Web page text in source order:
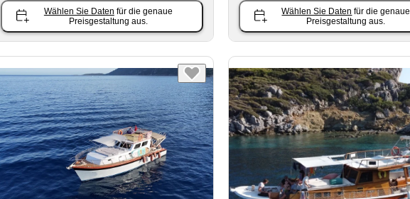
Wählen Sie Daten für die genaue
Preisgestaltung aus.
Wählen Sie Daten für die genaue
Preisgestaltung aus.